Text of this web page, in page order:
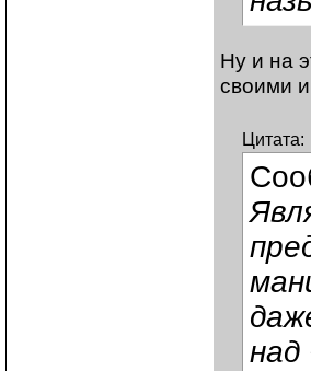
Ну и на
своими
Цитата:
над